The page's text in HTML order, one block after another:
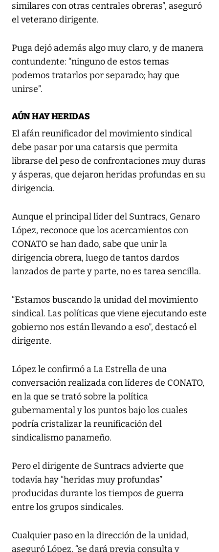
similares con otras centrales obreras”, aseguró
el veterano dirigente.
Puga dejó además algo muy claro, y de manera
contundente: “ninguno de estos temas
podemos tratarlos por separado; hay que
unirse”.
AÚN HAY HERIDAS
El afán reunificador del movimiento sindical
debe pasar por una catarsis que permita
librarse del peso de confrontaciones muy duras
y ásperas, que dejaron heridas profundas en su
dirigencia.
Aunque el principal líder del Suntracs, Genaro
López, reconoce que los acercamientos con
CONATO se han dado, sabe que unir la
dirigencia obrera, luego de tantos dardos
lanzados de parte y parte, no es tarea sencilla.
“Estamos buscando la unidad del movimiento
sindical. Las políticas que viene ejecutando este
gobierno nos están llevando a eso”, destacó el
dirigente.
López le confirmó a La Estrella de una
conversación realizada con líderes de CONATO,
en la que se trató sobre la política
gubernamental y los puntos bajo los cuales
podría cristalizar la reunificación del
sindicalismo panameño.
Pero el dirigente de Suntracs advierte que
todavía hay “heridas muy profundas”
producidas durante los tiempos de guerra
entre los grupos sindicales.
Cualquier paso en la dirección de la unidad,
aseguró López, “se dará previa consulta y